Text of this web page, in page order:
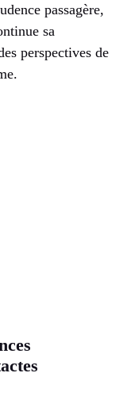
passagère,
sa
perspectives de